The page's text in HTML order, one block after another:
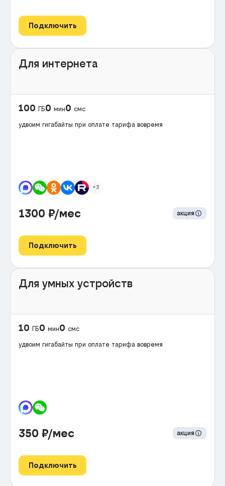
Подключить
Для интернета
100 ГБ0 мин0 смс
удвоим гигабайты при оплате тарифа вовремя
+3
1300 ₽/мес акция
Подключить
Для умных устройств
10 ГБ0 мин0 смс
удвоим гигабайты при оплате тарифа вовремя
350 ₽/мес акция
Подключить